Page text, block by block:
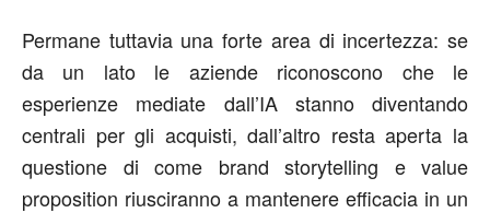
Permane tuttavia una forte area di incertezza: se
da un lato le aziende riconoscono che le
esperienze mediate dall’IA stanno diventando
centrali per gli acquisti, dall’altro resta aperta la
questione di come brand storytelling e value
proposition riusciranno a mantenere efficacia in un